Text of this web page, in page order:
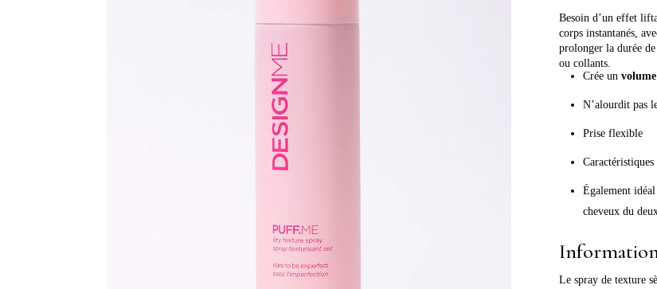
Besoin d’un effet
corps instantanés,
prolonger la durée
ou collants.
Crée un volume
N’alourdit pas
Prise flexible
Caractéristiques
Également
cheveux du
Le spray de texture